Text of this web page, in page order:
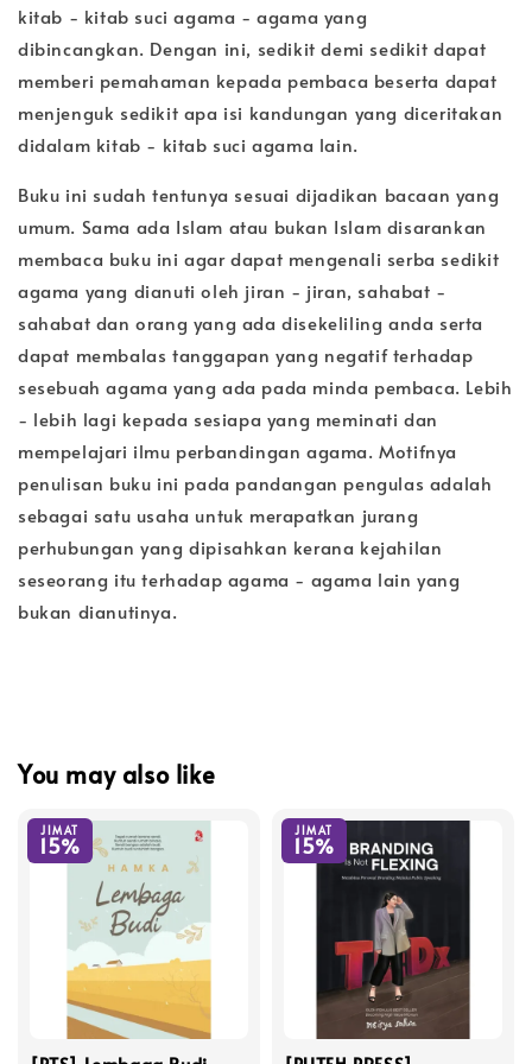
kitab - kitab suci agama - agama yang
dibincangkan. Dengan ini, sedikit demi sedikit dapat
memberi pemahaman kepada pembaca beserta dapat
menjenguk sedikit apa isi kandungan yang diceritakan
didalam kitab - kitab suci agama lain.
Buku ini sudah tentunya sesuai dijadikan bacaan yang
umum. Sama ada Islam atau bukan Islam disarankan
membaca buku ini agar dapat mengenali serba sedikit
agama yang dianuti oleh jiran - jiran, sahabat -
sahabat dan orang yang ada disekeliling anda serta
dapat membalas tanggapan yang negatif terhadap
sesebuah agama yang ada pada minda pembaca. Lebih
- lebih lagi kepada sesiapa yang meminati dan
mempelajari ilmu perbandingan agama. Motifnya
penulisan buku ini pada pandangan pengulas adalah
sebagai satu usaha untuk merapatkan jurang
perhubungan yang dipisahkan kerana kejahilan
seseorang itu terhadap agama - agama lain yang
bukan dianutinya.
You may also like
JIMAT
15%
JIMAT
15%